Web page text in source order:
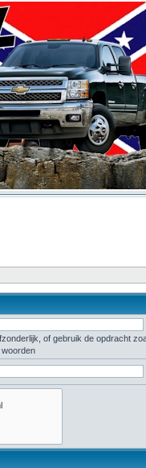
of gebruik de opdracht